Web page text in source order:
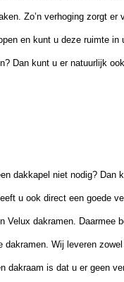
Zo’n verhoging zorgt er
en kunt u deze ruimte
Dan kunt u er natuurlijk
dakkapel niet nodig? Dan
u ook direct een goede
Velux dakramen. Daarmee
dakramen. Wij leveren
dakraam is dat u er geen